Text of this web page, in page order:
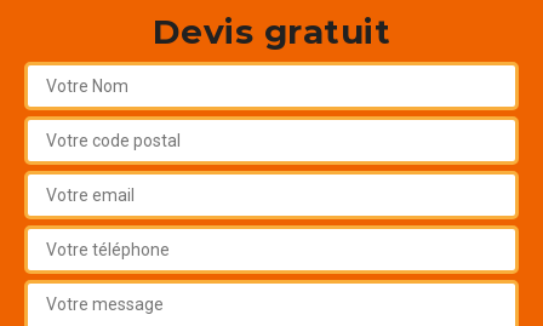
Devis gratuit